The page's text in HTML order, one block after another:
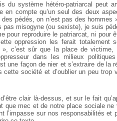
du système hétéro-patriarcal peut
en compte qu’un seul des deux
pédés, on n’est pas des hommes
misogyne (ou sexiste), je suis
pour reproduire le patriarcat, ni
oppression les ferait totalement
c’est sûr que la place de victime,
dans les milieux
une façon de nier et s’extraire de la
cette société et d’oublier un peu
clair là-dessus, et sur le fait
que mec et de notre place sociale
sur nos responsabilités et